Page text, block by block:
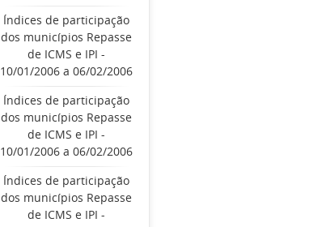
Índices de participação
dos municípios Repasse
de ICMS e IPI -
10/01/2006 a 06/02/2006
Índices de participação
dos municípios Repasse
de ICMS e IPI -
10/01/2006 a 06/02/2006
Índices de participação
dos municípios Repasse
de ICMS e IPI -